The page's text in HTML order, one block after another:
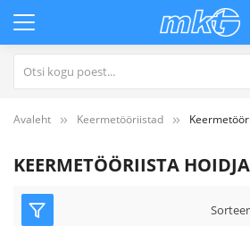
Avaleht Keermetööriistad
KEERMETÖÖRIISTA